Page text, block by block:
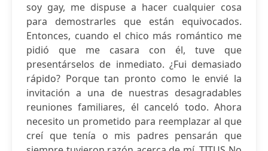
soy gay, me dispuse a hacer cualquier cosa
para demostrarles que están equivocados.
Entonces, cuando el chico más romántico me
pidió que me casara con él, tuve que
presentárselos de inmediato. ¿Fui demasiado
rápido? Porque tan pronto como le envié la
invitación a una de nuestras desagradables
reuniones familiares, él canceló todo. Ahora
necesito un prometido para reemplazar al que
creí que tenía o mis padres pensarán que